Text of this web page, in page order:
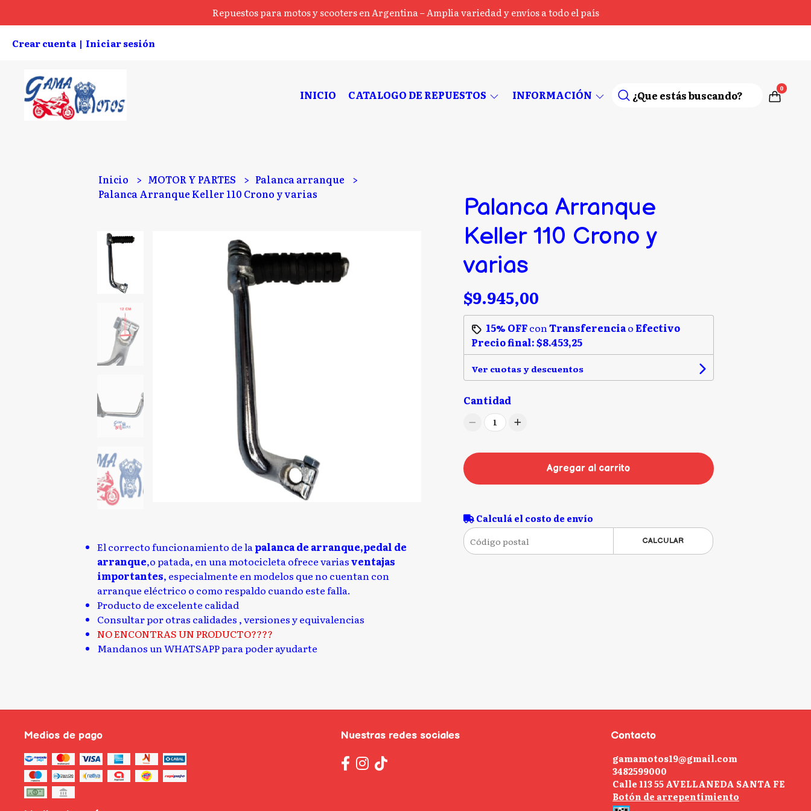
Repuestos para motos y scooters en Argentina – Amplia variedad y envíos a todo el país
Crear cuenta | Iniciar sesión
INICIO CATALOGO DE REPUESTOS INFORMACIÓN 0
Inicio MOTOR Y PARTES
Palanca arranque
Palanca Arranque Keller 110 Crono y varias
El correcto funcionamiento de lapalanca de arranque,pedal de
arranque,o patada, en una motocicleta ofrece variasventajas
importantes, especialmente en modelos que no cuentan con
arranque eléctrico o como respaldo cuando este falla.
Producto de excelente calidad
Consultar por otras calidades , versiones y equivalencias
NO ENCONTRAS UN PRODUCTO????
Mandanos un WHATSAPP para poder ayudarte
Palanca Arranque
Keller 110 Crono y
varias
$9.945,00
15% OFFconTransferenciao Efectivo
Precio final:$8.453,25
Ver cuotas y descuentos
Cantidad
1
Agregar al carrito
Calculá el costo de envío
CALCULAR
Medios de pago Nuestras redes sociales
Contacto
gamamotos19@gmail.com
3482599000
Calle 113 55 AVELLANEDA SANTA FE
Botón de arrepentimiento